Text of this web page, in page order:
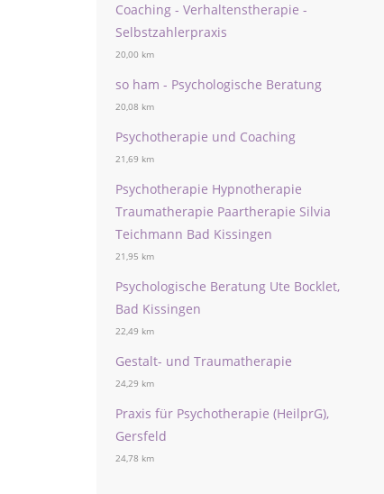
Coaching - Verhaltenstherapie -
Selbstzahlerpraxis
20,00 km
so ham - Psychologische Beratung
20,08 km
Psychotherapie und Coaching
21,69 km
Psychotherapie Hypnotherapie
Traumatherapie Paartherapie Silvia
Teichmann Bad Kissingen
21,95 km
Psychologische Beratung Ute Bocklet,
Bad Kissingen
22,49 km
Gestalt- und Traumatherapie
24,29 km
Praxis für Psychotherapie (HeilprG),
Gersfeld
24,78 km